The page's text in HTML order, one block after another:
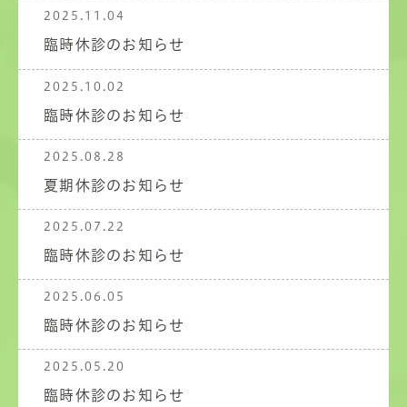
2025.11.04
臨時休診のお知らせ
2025.10.02
臨時休診のお知らせ
2025.08.28
夏期休診のお知らせ
2025.07.22
臨時休診のお知らせ
2025.06.05
臨時休診のお知らせ
2025.05.20
臨時休診のお知らせ